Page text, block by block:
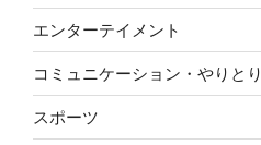
エンターテイメント
コミュニケーション・やりとり
スポーツ